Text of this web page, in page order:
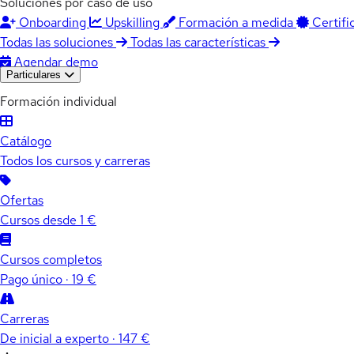
Onboarding
Upskilling Formación a medida
Todas las soluciones
Todas las características
Agendar demo
Particulares
Formación individual
Catálogo
Todos los cursos y carreras
Ofertas
Cursos desde 1 €
Cursos completos
Pago único · 19 €
Carreras
De inicial a experto · 147 €